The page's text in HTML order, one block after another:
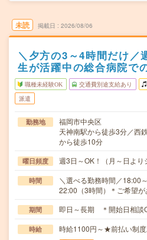
未読 掲載日 2026/08/06
＼夕方の3～4時間だけ／
生が活躍中の総合病院で
職種未経験OK 交通費別途支給あり
派遣
勤務地
福岡市中央区
天神南駅から徒歩3分／西
から徒歩10分
曜日頻度 週3日～OK！（月～日より
時間
＼選べる勤務時間／18:00
22:00（3時間）＊ご希望
期間 即日～長期 ＊開始日相談
時給 時給1100円～★前払い制度